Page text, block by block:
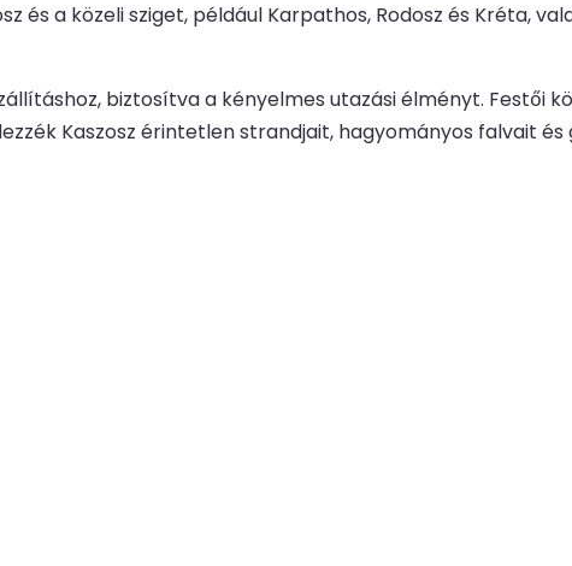
a közeli sziget, például Karpathos, Rodosz és Kréta,
biztosítva a kényelmes utazási élményt. Festői
Kaszosz érintetlen strandjait, hagyományos falvait